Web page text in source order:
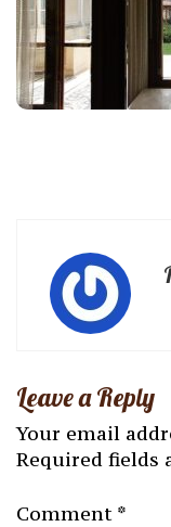
Leave a Reply
Your email
Required fields
Comment *